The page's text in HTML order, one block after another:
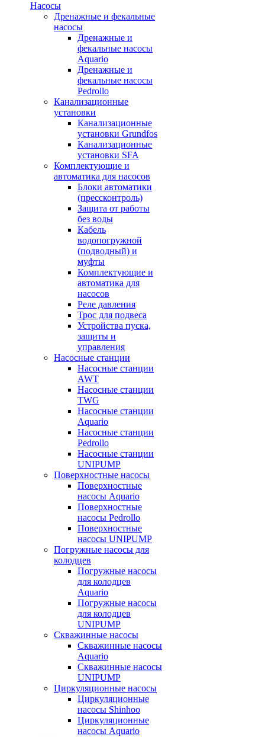
Насосы
Дренажные и фекальные
насосы
Дренажные и
фекальные насосы
Aquario
Дренажные и
фекальные насосы
Pedrollo
Канализационные
установки
Канализационные
установки Grundfos
Канализационные
установки SFA
Комплектующие и
автоматика для насосов
Блоки автоматики
(прессконтроль)
Защита от работы
без воды
Кабель
водопогружной
(подводный) и
муфты
Комплектующие и
автоматика для
насосов
Реле давления
Трос для подвеса
Устройства пуска,
защиты и
управления
Насосные станции
Насосные станции
AWT
Насосные станции
TWG
Насосные станции
Aquario
Насосные станции
Pedrollo
Насосные станции
UNIPUMP
Поверхностные насосы
Поверхностные
насосы Aquario
Поверхностные
насосы Pedrollo
Поверхностные
насосы UNIPUMP
Погружные насосы для
колодцев
Погружные насосы
для колодцев
Aquario
Погружные насосы
для колодцев
UNIPUMP
Скважинные насосы
Скважинные насосы
Aquario
Скважинные насосы
UNIPUMP
Циркуляционные насосы
Циркуляционные
насосы Shinhoo
Циркуляционные
насосы Aquario